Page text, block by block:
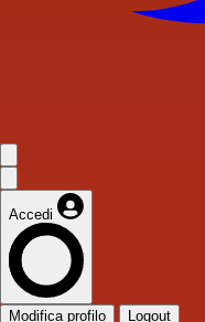
Accedi
Modifica profilo Logout